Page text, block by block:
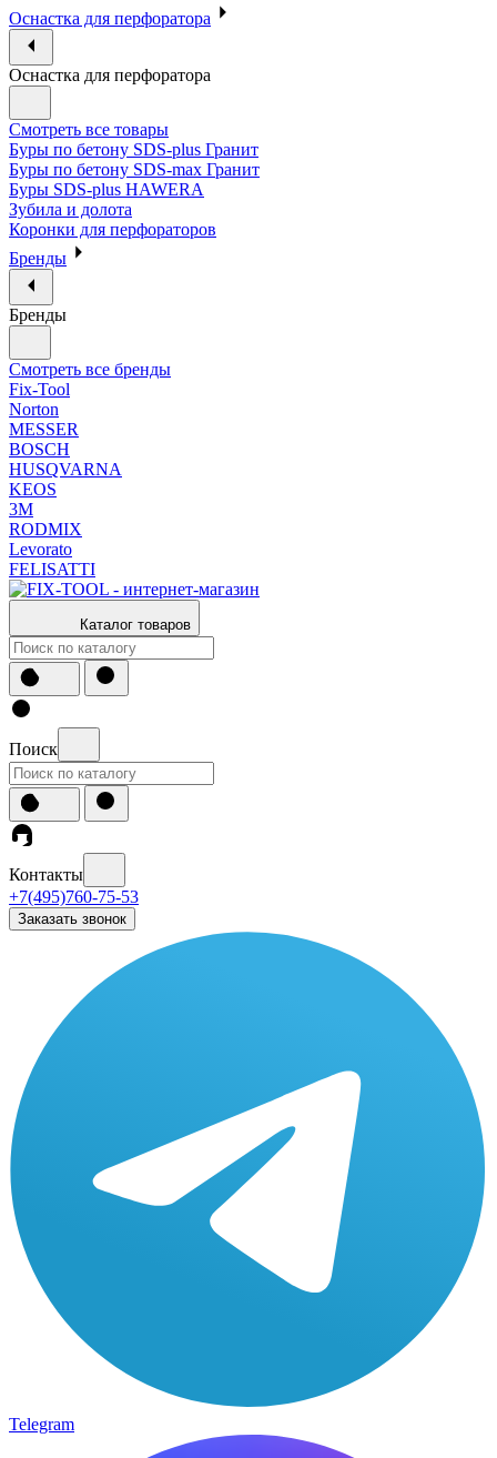
Оснастка для перфоратора
Оснастка для перфоратора
Смотреть все товары
Буры по бетону SDS-plus Гранит
Буры по бетону SDS-max Гранит
Буры SDS-plus HAWERA
Зубила и долота
Коронки для перфораторов
Бренды
Бренды
Смотреть все бренды
Fix-Tool
Norton
MESSER
BOSCH
HUSQVARNA
KEOS
3М
RODMIX
Levorato
FELISATTI
Каталог товаров
Поиск
Контакты
+7(495)760-75-53
Заказать звонок
Telegram